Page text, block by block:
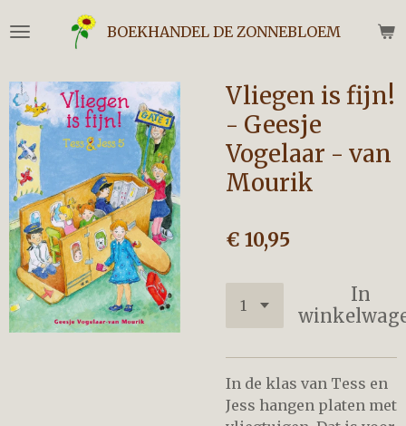
direct
de
hoofdinhoud
BOEKHANDEL DE ZONNEBLOEM
Vliegen is fijn!
- Geesje
Vogelaar - van
Mourik
€ 10,95
In
In de klas van Tess en
Jess hangen platen met